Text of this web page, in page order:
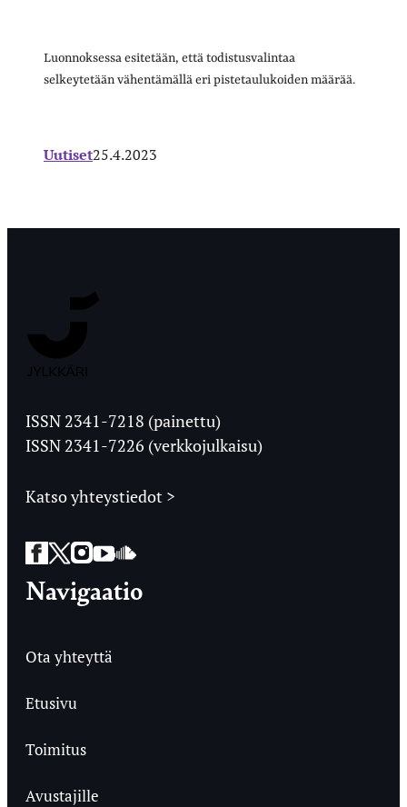
Luonnoksessa esitetään, että todistusvalintaa
selkeytetään vähentämällä eri pistetaulukoiden määrää.
Uutiset25.4.2023
Ylioppilaslehti
ISSN 2341-7218 (painettu)
ISSN 2341-7226 (verkkojulkaisu)
Katso yhteystiedot >
Facebook
Twitter
Instagram
YouTube
SoundCloud
Navigaatio
Ota yhteyttä
Etusivu
Toimitus
Avustajille